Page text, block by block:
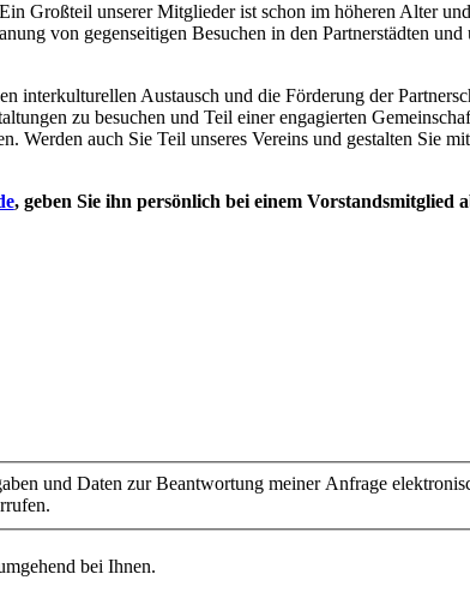
Großteil unserer Mitglieder ist schon im höheren Alter
von gegenseitigen Besuchen in den Partnerstädten und
interkulturellen Austausch und die Förderung der
zu besuchen und Teil einer engagierten
Werden auch Sie Teil unseres Vereins und gestalten Sie
, geben Sie ihn persönlich bei einem Vorstandsmitglied
und Daten zur Beantwortung meiner Anfrage
bei Ihnen.